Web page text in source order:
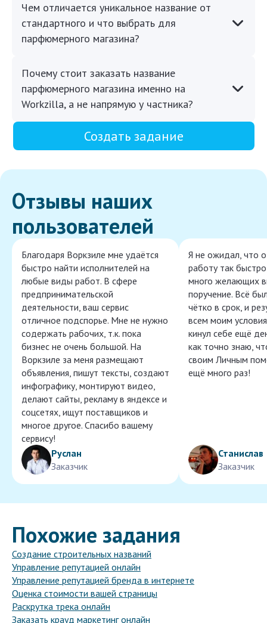
Чем отличается уникальное название от
стандартного и что выбрать для
парфюмерного магазина?
Почему стоит заказать название
парфюмерного магазина именно на
Workzilla, а не напрямую у частника?
Создать задание
Отзывы наших
пользователей
Благодаря Воркзиле мне удаётся
быстро найти исполнителей на
любые виды работ. В сфере
предпринимательской
деятельности, ваш сервис
отличное подспорье. Мне не нужно
содержать рабочих, т.к. пока
бизнес не очень большой. На
Воркзиле за меня размещают
объявления, пишут тексты, создают
инфографику, монтируют видео,
делают сайты, рекламу в яндексе и
соцсетях, ищут поставщиков и
многое другое. Спасибо вашему
сервису!
Руслан
Заказчик
Я не ожидал, что
работу так
много желающих
поручение. Всё
чётко в срок, и
всем моим
кинул себе ещё
как точно знаю,
своим Личным
ещё много раз!
Станислав
Заказчик
Похожие задания
Создание строительных названий
Управление репутацией онлайн
Управление репутацией бренда в интернете
Оценка стоимости вашей страницы
Раскрутка трека онлайн
Заказать крауд маркетинг онлайн